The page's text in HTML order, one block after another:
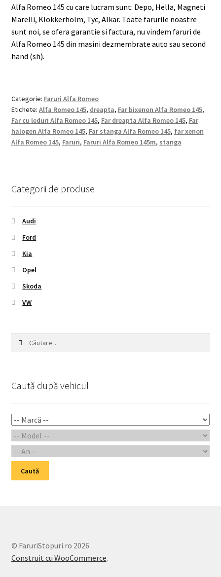
Alfa Romeo 145 cu care lucram sunt: Depo, Hella, Magneti
Marelli, Klokkerholm, Tyc, Alkar. Toate farurile noastre
sunt noi, se ofera garantie si factura, nu vindem faruri de
Alfa Romeo 145 din masini dezmembrate auto sau second
hand (sh).
Categorie: Faruri Alfa Romeo
Etichete: Alfa Romeo 145, dreapta, Far bixenon Alfa Romeo 145,
Far cu leduri Alfa Romeo 145, Far dreapta Alfa Romeo 145, Far
halogen Alfa Romeo 145, Far stanga Alfa Romeo 145, far xenon
Alfa Romeo 145, Faruri, Faruri Alfa Romeo 145m, stanga
Categorii de produse
Audi
Ford
Kia
Opel
Skoda
VW
Caută după vehicul
Caută
© FaruriStopuri.ro 2026
Construit cu WooCommerce.